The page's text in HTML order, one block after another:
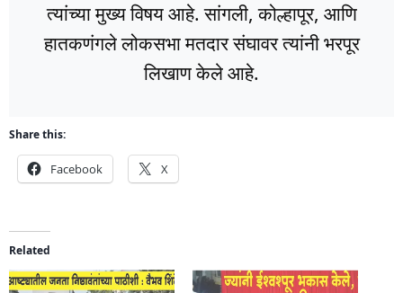
त्यांच्या मुख्य विषय आहे. सांगली, कोल्हापूर, आणि
हातकणंगले लोकसभा मतदार संघावर त्यांनी भरपूर
लिखाण केले आहे.
Share this:
Facebook X
Related